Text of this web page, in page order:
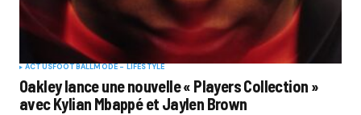
ACTUSFOOTBALLMODE - LIFESTYLE
Oakley lance une nouvelle « Players Collection »
avec Kylian Mbappé et Jaylen Brown